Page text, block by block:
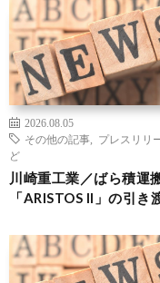
2026.08.05
その他の記事
プレスリリ
ど
川崎重工業／ばら積運
「ARISTOS II」の引き